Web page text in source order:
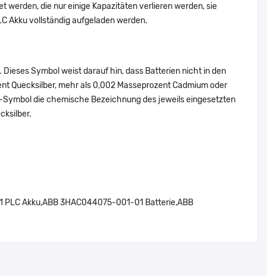
werden, die nur einige Kapazitäten verlieren werden, sie
Akku vollständig aufgeladen werden.
Symbol weist darauf hin, dass Batterien nicht in den
Quecksilber, mehr als 0,002 Masseprozent Cadmium oder
die chemische Bezeichnung des jeweils eingesetzten
Akku,ABB 3HAC044075-001-01 Batterie,ABB